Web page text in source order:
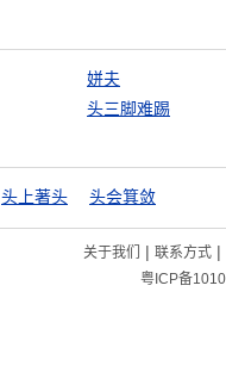
姘夫
头三脚难踢
头上著头 头会箕敛
关于我们 | 联系方式|
粤ICP备